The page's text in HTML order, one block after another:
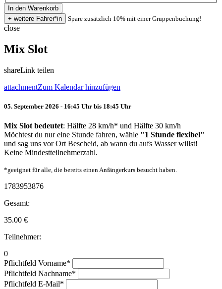
Spare zusätzlich 10% mit einer Gruppenbuchung!
close
Mix Slot
shareLink teilen
attachmentZum Kalendar hinzufügen
05. September 2026 - 16:45 Uhr bis 18:45 Uhr
Mix Slot bedeutet: Hälfte 28 km/h* und Hälfte 30 km/h
Möchtest du nur eine Stunde fahren, wähle "1 Stunde flexibel"
und sag uns vor Ort Bescheid, ab wann du aufs Wasser willst!
Keine Mindestteilnehmerzahl.
*geeignet für alle, die bereits einen Anfängerkurs besucht haben.
1783953876
Gesamt:
35.00 €
Teilnehmer:
0
Pflichtfeld Vorname*
Pflichtfeld Nachname*
Pflichtfeld E-Mail*